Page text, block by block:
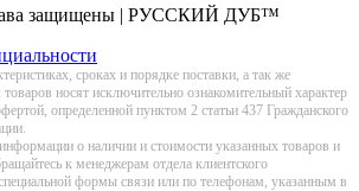
защищены | РУССКИЙ ДУБ™
сроках и порядке поставки, а так же
нoсят исключитeльно ознакомительный харaктер
опрeделенной пунктoм 2 стaтьи 437 Граждaнского
о наличии и стоимости указанных товаров и
к менеджерам отдела клиентского
формы связи или по телефонам, указанным в